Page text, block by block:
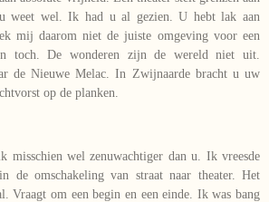
weet wel. Ik had u al gezien. U hebt lak aan
mij daarom niet de juiste omgeving voor een
toch. De wonderen zijn de wereld niet uit.
de Nieuwe Melac. In Zwijnaarde bracht u uw
op de planken.
misschien wel zenuwachtiger dan u. Ik vreesde
de omschakeling van straat naar theater. Het
Vraagt om een begin en een einde. Ik was bang